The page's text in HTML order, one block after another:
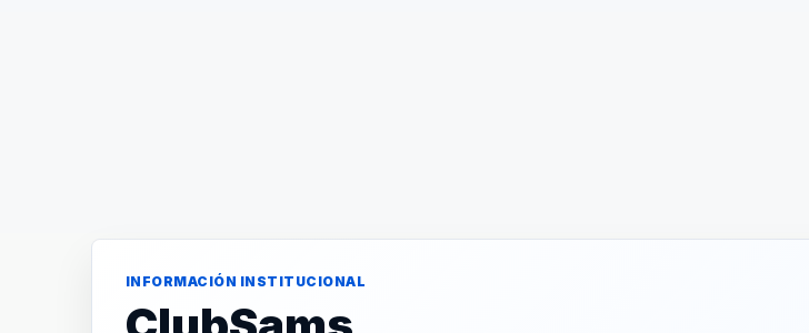
INFORMACIÓN INSTITUCIONAL